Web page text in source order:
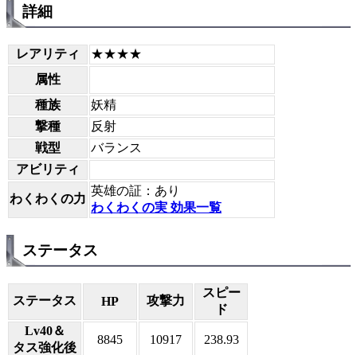
詳細
レアリティ
★★★★
属性
種族
妖精
撃種
反射
戦型
バランス
アビリティ
わくわくの力
英雄の証：あり
わくわくの実 効果一覧
ステータス
ステータス HP 攻撃力
スピー
ド
Lv40＆
タス強化後
8845 10917 238.93